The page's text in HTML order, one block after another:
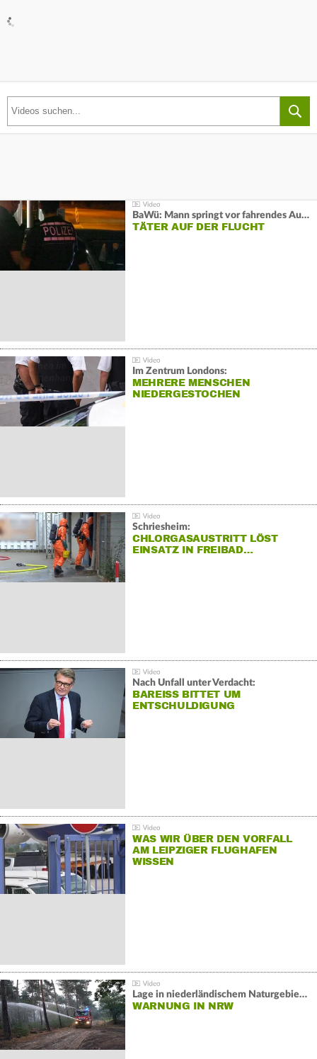
BaWü: Mann springt vor fahrendes Auto und schießt
TÄTER AUF DER FLUCHT
Im Zentrum Londons:
MEHRERE MENSCHEN
NIEDERGESTOCHEN
Schriesheim:
CHLORGASAUSTRITT LÖST
EINSATZ IN FREIBAD…
Nach Unfall unter Verdacht:
BAREISS BITTET UM E
NTSCHULDIGUNG
WAS WIR ÜBER DEN VORFALL
AM LEIPZIGER FLUGHAFEN
WISSEN
Lage in niederländischem Naturgebiet stabil
WARNUNG IN NRW